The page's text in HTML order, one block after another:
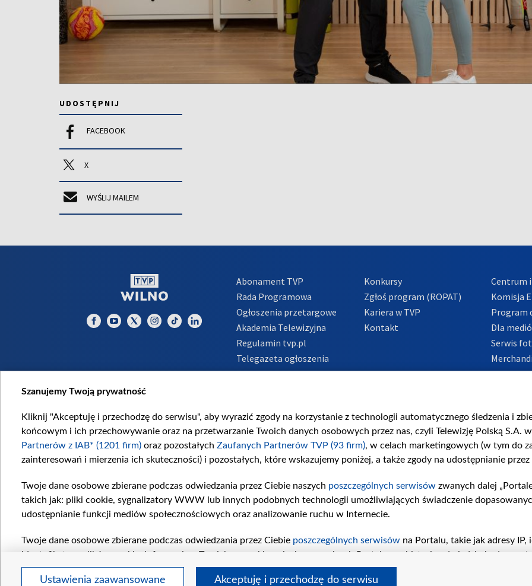
UDOSTĘPNIJ
FACEBOOK
X
WYŚLIJ MAILEM
Abonament TVP
Rada Programowa
Ogłoszenia przetargowe
Akademia Telewizyjna
Regulamin tvp.pl
Telegazeta ogłoszenia
Informacje o nadawcy
Konkursy
Zgłoś program (ROPAT)
Kariera w TVP
Kontakt
Centrum
Komisja
Program
Dla
Serwis
Polityka
Szanujemy Twoją prywatność
Kliknij "Akceptuję i przechodzę do serwisu", aby wyrazić zgody na korzystanie z technologii automatycznego śledzenia i
końcowym i ich przechowywanie oraz na przetwarzanie Twoich danych osobowych przez nas, czyli Telewizję Polską S.A.
Partnerów z IAB* (1201 firm) oraz pozostałych Zaufanych Partnerów TVP (93 firm), w celach marketingowych (w tym do
zainteresowań i mierzenia ich skuteczności) i pozostałych, które wskazujemy poniżej, a także zgody na udostępnianie
Twoje dane osobowe zbierane podczas odwiedzania przez Ciebie naszych poszczególnych serwisów zwanych dalej
takich jak: pliki cookie, sygnalizatory WWW lub innych podobnych technologii umożliwiających świadczenie
udostępnianie funkcji mediów społecznościowych oraz analizowanie ruchu w Internecie.
Twoje dane osobowe zbierane podczas odwiedzania przez Ciebie poszczególnych serwisów na Portalu, takie jak adresy
identyfikatory plików cookie, informacje o Twoich wyszukiwaniach w serwisach Portalu czy historia odwiedzin będą
pozostałychZaufanych Partnerów TVP
dla realizacji następujących celów i funkcji: przechowywania informacji na
wyboru spersonalizowanych reklam, tworzenia profilu spersonalizowanych reklam, tworzenia profilu spersonalizowanych
Ustawienia zaawansowane Akceptuję i przechodzę do serwisu